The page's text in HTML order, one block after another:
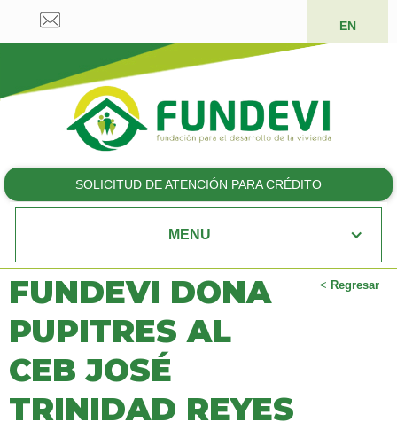
EN
SOLICITUD DE ATENCIÓN PARA CRÉDITO
MENU
< Regresar
FUNDEVI DONA
PUPITRES AL
CEB JOSÉ
TRINIDAD REYES